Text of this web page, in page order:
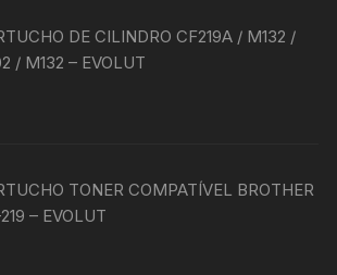
DE CILINDRO CF219A / M132 /
/ M132 – EVOLUT
TONER COMPATÍVEL BROTHER
– EVOLUT